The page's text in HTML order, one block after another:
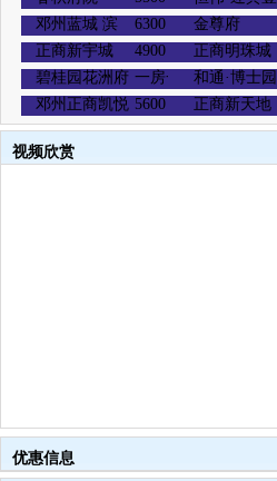
邓州蓝城 滨
6300 金尊府
正商新宇城
4900 正商明珠城
碧桂园花洲府 一房一价和通·博士园
邓州正商凯悦 5600 正商新天地
视频欣赏
优惠信息